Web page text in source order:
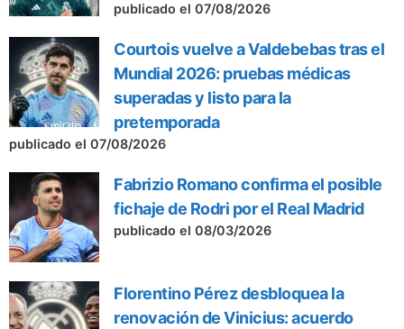
publicado el 07/08/2026
Courtois vuelve a Valdebebas tras el
Mundial 2026: pruebas médicas
superadas y listo para la
pretemporada
publicado el 07/08/2026
Fabrizio Romano confirma el posible
fichaje de Rodri por el Real Madrid
publicado el 08/03/2026
Florentino Pérez desbloquea la
renovación de Vinicius: acuerdo